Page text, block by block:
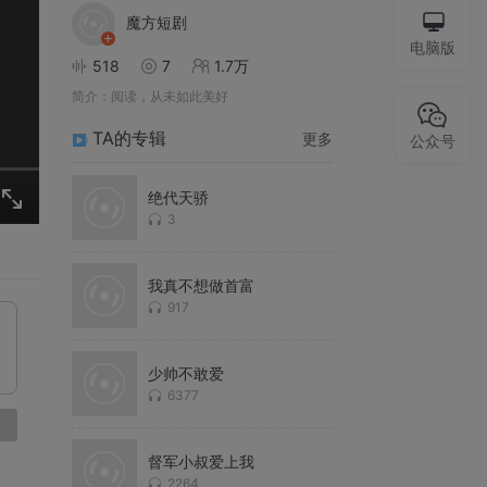
魔方短剧
518 7 1.7万
简介： 阅读，从未如此美好
TA的专辑 更多
绝代天骄
3
我真不想做首富
917
少帅不敢爱
6377
督军小叔爱上我
2264
电脑版
公众号